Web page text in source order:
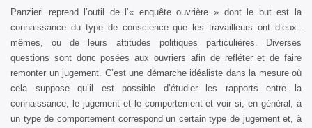
Panzieri reprend l’outil de l’« enquête ouvrière » dont le but est la
connaissance du type de conscience que les travailleurs ont d’eux–
mêmes, ou de leurs attitudes politiques particulières. Diverses
questions sont donc posées aux ouvriers afin de refléter et de faire
remonter un jugement. C’est une démarche idéaliste dans la mesure où
cela suppose qu’il est possible d’étudier les rapports entre la
connaissance, le jugement et le comportement et voir si, en général, à
un type de comportement correspond un certain type de jugement et, à